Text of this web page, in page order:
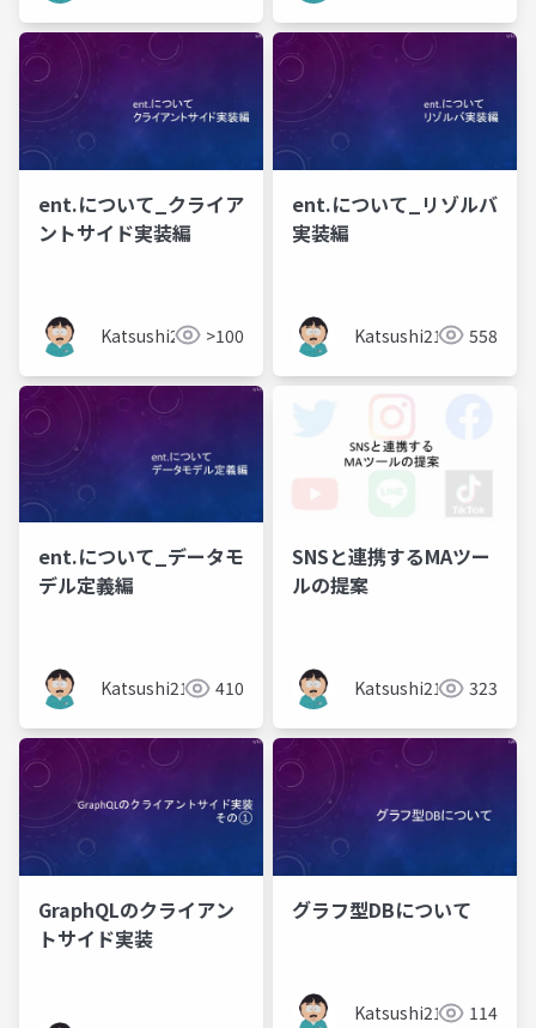
ent.について_クライア
ントサイド実装編
Katsushi21 >100
ent.について_リゾルバ
実装編
Katsushi21 558
ent.について​_データモ
デル定義編
Katsushi21 410
SNSと連携するMAツー
ルの提案
Katsushi21 323
GraphQLのクライアン
トサイド実装
グラフ型DBについて
Katsushi21 114